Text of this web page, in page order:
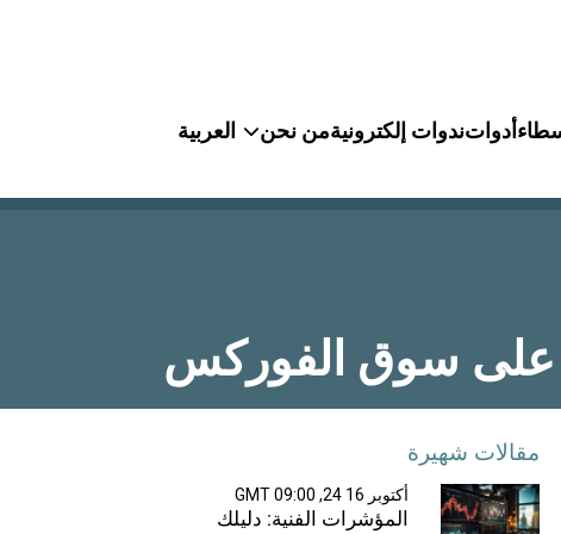
أدواتندوات إلكترونيةمن نحن العربية
على سوق الفوركس
مقالات شهيرة
أكتوبر 16 24, 09:00 GMT
المؤشرات الفنية: دليلك